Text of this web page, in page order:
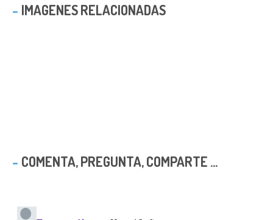
IMAGENES RELACIONADAS
COMENTA, PREGUNTA, COMPARTE ...